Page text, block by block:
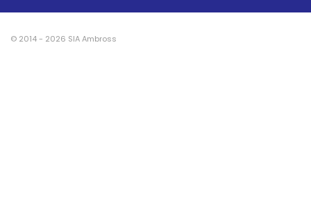
© 2014 - 2026 SIA Ambross